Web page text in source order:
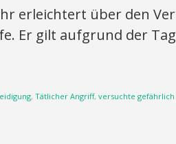
erleichtert über den
Er gilt aufgrund der
, Tätlicher Angriff, versuchte